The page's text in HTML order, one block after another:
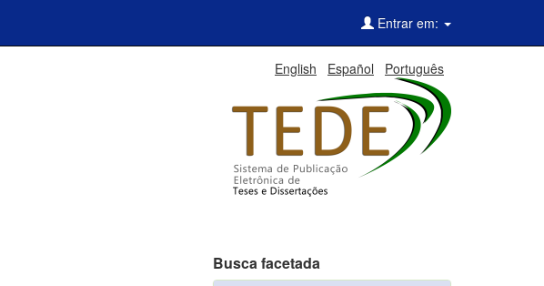
Entrar em:
English Español Português
Busca facetada